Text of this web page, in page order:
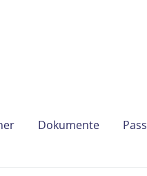
Dokumente